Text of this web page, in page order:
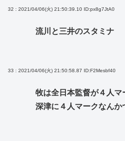
32 : 2021/04/06(火) 21:50:39.10 ID:px8g7JtA0
流川と三井のスタミナ
33 : 2021/04/06(火) 21:50:58.87 ID:F2Mesbf40
牧は全日本監督が４人マ
深津に４人マークなんか